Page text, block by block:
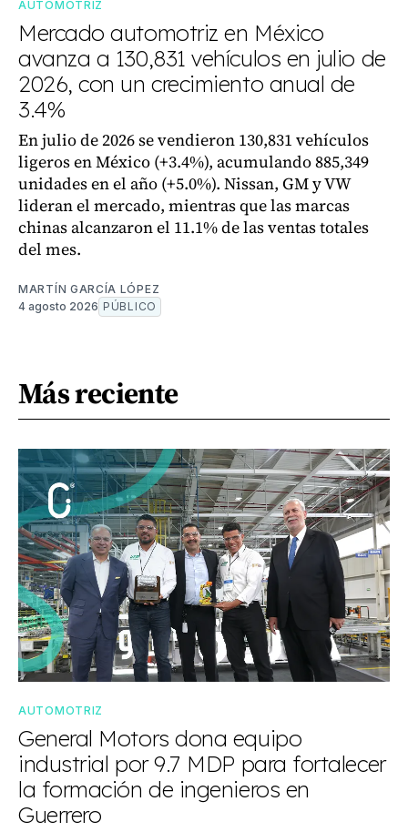
AUTOMOTRIZ
Mercado automotriz en México
avanza a 130,831 vehículos en julio de
2026, con un crecimiento anual de
3.4%
En julio de 2026 se vendieron 130,831 vehículos
ligeros en México (+3.4%), acumulando 885,349
unidades en el año (+5.0%). Nissan, GM y VW
lideran el mercado, mientras que las marcas
chinas alcanzaron el 11.1% de las ventas totales
del mes.
MARTÍN GARCÍA LÓPEZ
4 agosto 2026 PÚBLICO
Más reciente
AUTOMOTRIZ
General Motors dona equipo
industrial por 9.7 MDP para fortalecer
la formación de ingenieros en
Guerrero